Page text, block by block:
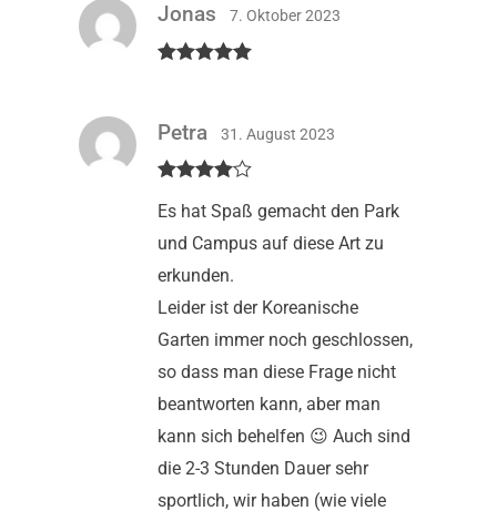
Jonas 7. Oktober 2023
mit4von
Petra 31. August 2023
Es hat Spaß gemacht den Park
und Campus auf diese Art zu
erkunden.
Leider ist der Koreanische
Garten immer noch geschlossen,
so dass man diese Frage nicht
beantworten kann, aber man
kann sich behelfen 😉 Auch sind
die 2-3 Stunden Dauer sehr
sportlich, wir haben (wie viele